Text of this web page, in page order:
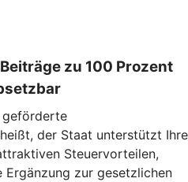
zu 100 Prozent
geförderte
der Staat unterstützt Ihre
Steuervorteilen,
zur gesetzlichen